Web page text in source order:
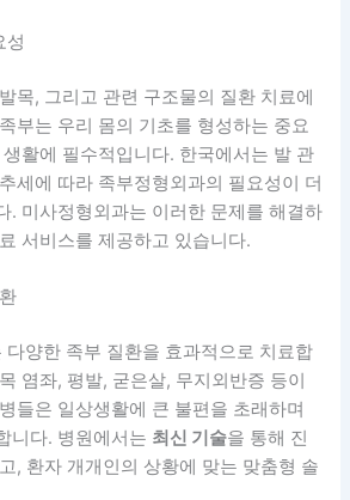
성
목, 그리고 관련 구조물의 질환 치료에
족부는 우리 몸의 기초를 형성하는 중요
활에 필수적입니다. 한국에서는 발 관
세에 따라 족부정형외과의 필요성이 더
. 미사정형외과는 이러한 문제를 해결하
서비스를 제공하고 있습니다.
다양한 족부 질환을 효과적으로 치료합
염좌, 평발, 굳은살, 무지외반증 등이
들은 일상생활에 큰 불편을 초래하며
니다. 병원에서는 최신 기술을 통해 진
, 환자 개개인의 상황에 맞는 맞춤형 솔